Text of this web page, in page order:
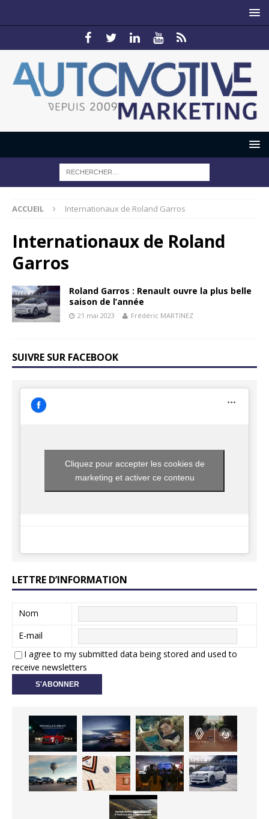
ACCUEIL Internationaux de Roland Garros
Internationaux de Roland
Garros
Roland Garros : Renault ouvre la plus belle
saison de l’année
21 mai 2023 Frédéric MARTINEZ
SUIVRE SUR FACEBOOK
Cliquez pour accepter les cookies de
marketing et activer ce contenu
LETTRE D’INFORMATION
Nom
E-mail
I agree to my submitted data being stored and used to
receive newsletters